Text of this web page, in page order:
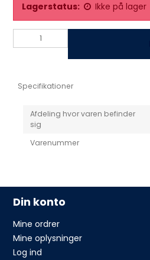
Lagerstatus: Ikke på lager
Specifikationer
Afdeling hvor varen befinder
sig
Varenummer
Din konto
Mine ordrer
Mine oplysninger
Log ind